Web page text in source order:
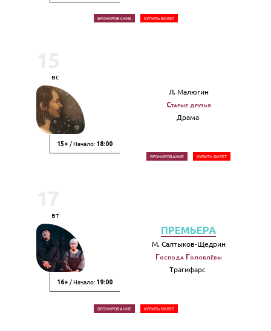
БРОНИРОВАНИЕ КУПИТЬ БИЛЕТ
вс
15+ / Начало: 18:00
Л. Малюгин
Старые друзья
Драма
БРОНИРОВАНИЕ КУПИТЬ БИЛЕТ
вт
16+ / Начало: 19:00
ПРЕМЬЕРА
М. Салтыков-Щедрин
Господа Головлёвы
Трагифарс
БРОНИРОВАНИЕ КУПИТЬ БИЛЕТ